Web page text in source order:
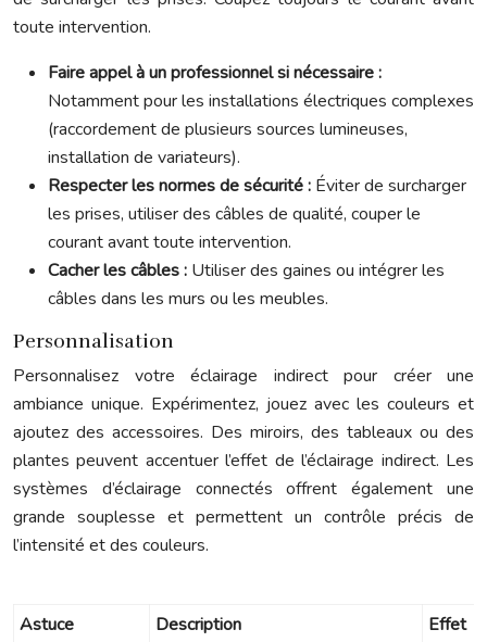
toute intervention.
Faire appel à un professionnel si nécessaire :
Notamment pour les installations électriques complexes
(raccordement de plusieurs sources lumineuses,
installation de variateurs).
Respecter les normes de sécurité : Éviter de surcharger
les prises, utiliser des câbles de qualité, couper le
courant avant toute intervention.
Cacher les câbles : Utiliser des gaines ou intégrer les
câbles dans les murs ou les meubles.
Personnalisation
Personnalisez votre éclairage indirect pour créer une
ambiance unique. Expérimentez, jouez avec les couleurs et
ajoutez des accessoires. Des miroirs, des tableaux ou des
plantes peuvent accentuer l’effet de l’éclairage indirect. Les
systèmes d’éclairage connectés offrent également une
grande souplesse et permettent un contrôle précis de
l’intensité et des couleurs.
Astuce Description
Effet